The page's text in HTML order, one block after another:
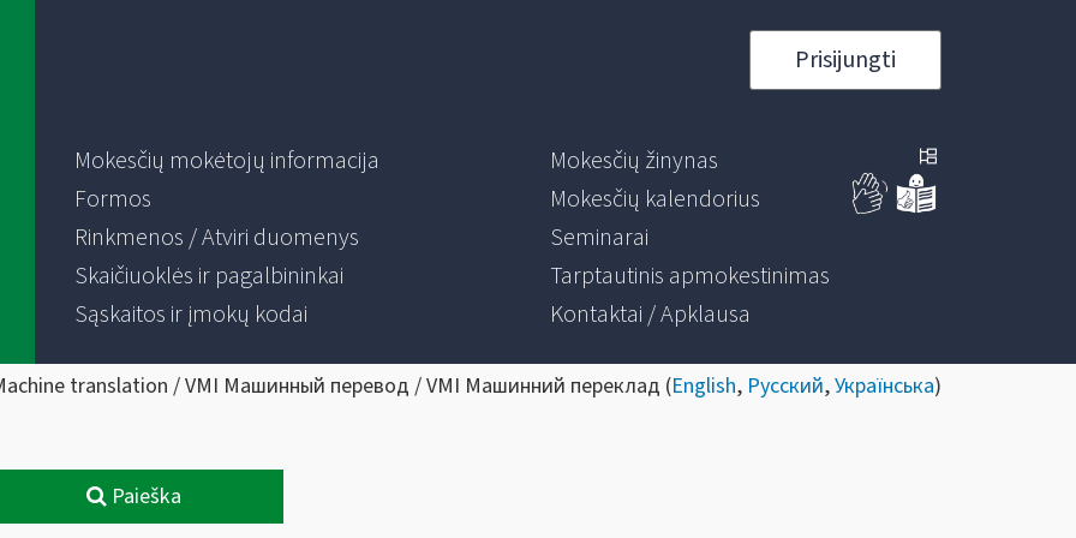
Prisijungti
Mokesčių mokėtojų informacija
Formos
Rinkmenos / Atviri duomenys
Skaičiuoklės ir pagalbininkai
Sąskaitos ir įmokų kodai
Mokesčių žinynas
Mokesčių kalendorius
Seminarai
Tarptautinis apmokestinimas
Kontaktai / Apklausa
translation / VMI Машинный перевод / VMI Машинний переклад (English, Русский,Українська)
Paieška